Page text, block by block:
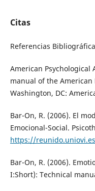
Citas
Referencias
American Psychological
manual of the American
Washington, DC:
Bar-On, R. (2006). El
Emocional-Social.
https://
Bar-On, R. (2006).
I:Short): Technical